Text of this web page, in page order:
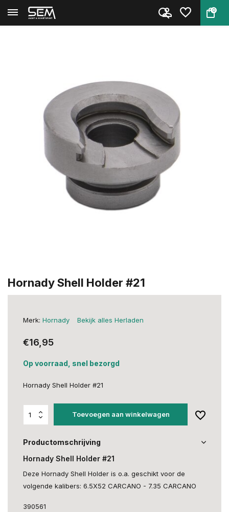
0
Terug Home
Hornady Shell Holder #21
Merk: Hornady Bekijk alles Herladen
€16,95
Op voorraad, snel bezorgd
Hornady Shell Holder #21
Toevoegen aan winkelwagen
Productomschrijving
Hornady Shell Holder #21
Deze Hornady Shell Holder is o.a. geschikt voor de
volgende kalibers: 6.5X52 CARCANO - 7.35 CARCANO
390561